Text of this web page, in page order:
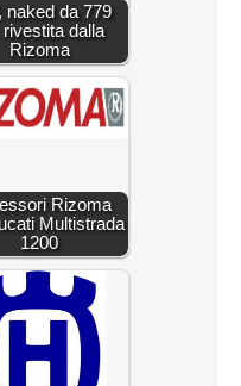
naked da 779
dalla
Rizoma
Rizoma
Multistrada
1200